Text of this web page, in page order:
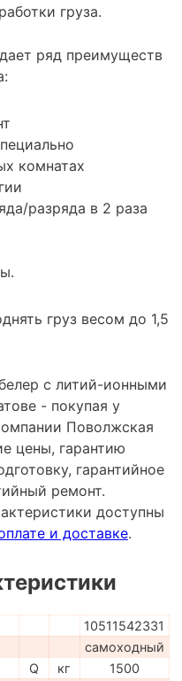
груза.
ряд преимуществ
комнатах
разряда в 2 раза
груз весом до 1,5
с литий-ионными
- покупая у
Поволжская
цены, гарантию
гарантийное
ремонт.
доступны
и доставке.
10511542331
самоходный
Q кг
1500